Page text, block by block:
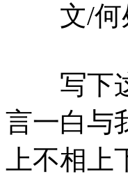
文/何
写下这
言一白与
上不相